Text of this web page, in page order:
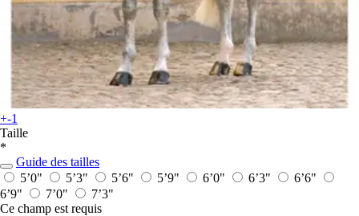
+-1
Taille
*
Guide des tailles
5’0"
5’3" 5’6" 5’9" 6’0" 6’3"
6’6"
6’9"
7’0"
7’3"
Ce champ est requis